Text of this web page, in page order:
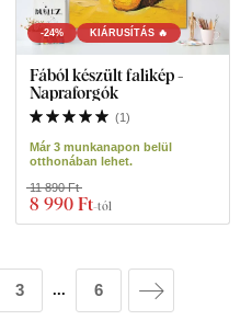
-24% KIÁRUSÍTÁS 🔥
Fából készült falikép -
Napraforgók
(1)
Már 3 munkanapon belül
otthonában lehet.
8 990 Ft-tól
11 890 Ft
3 ... 6